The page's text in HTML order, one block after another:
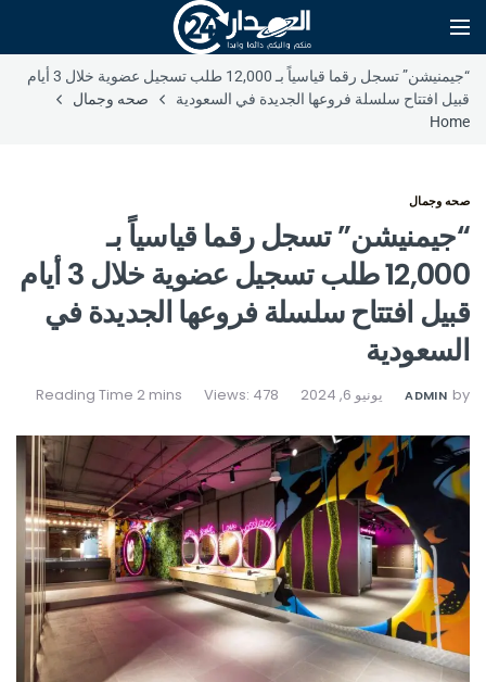
“جيمنيشن” تسجل رقما قياسياً بـ 12,000 طلب تسجيل عضوية خلال 3 أيام
قبيل افتتاح سلسلة فروعها الجديدة في السعودية
صحه وجمال
Home
صحه وجمال
“جيمنيشن” تسجل رقما قياسياً بـ
12,000 طلب تسجيل عضوية خلال 3 أيام
قبيل افتتاح سلسلة فروعها الجديدة في
السعودية
by
ADMIN يونيو 6, 2024 Views: 478